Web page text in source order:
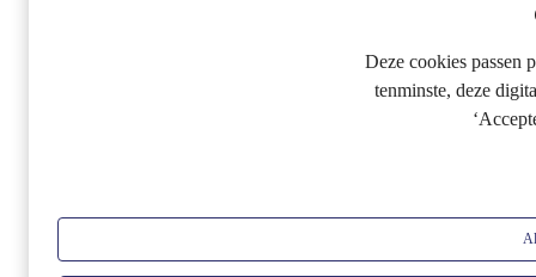
Deze cookies
tenminste, deze